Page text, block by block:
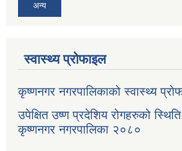
अन्य
स्वास्थ्य प्रोफाइल
कृष्णनगर नगरपालिकाको स्वास्थ्य
उपेक्षित उष्ण प्रदेशिय रोगहरुको
कृष्णनगर नगरपालिका २०८०